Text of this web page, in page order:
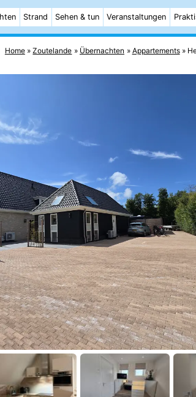
Strand Sehen & tun Veranstaltungen
Home Zoutelande Übernachten Appartements